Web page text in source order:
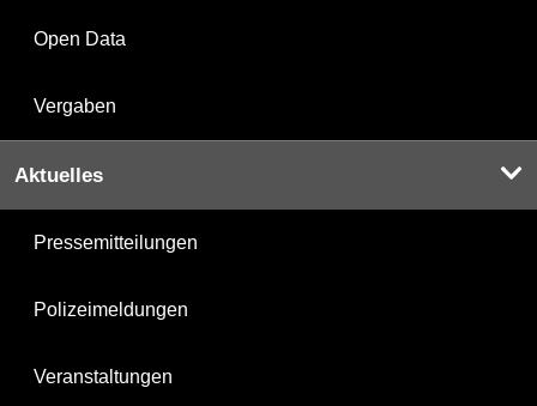
Open Data
Vergaben
Aktuelles
Pressemitteilungen
Polizeimeldungen
Veranstaltungen